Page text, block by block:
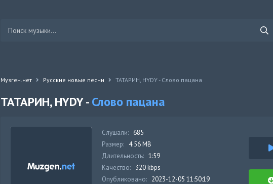
Музген.нет Русские новые песни ТАТАРИН, HYDY - Слово пацана
ТАТАРИН, HYDY -Слово пацана
Слушали: 685
Размер: 4.56 MB
Длительность: 1:59
Качество: 320 kbps
Опубликовано: 2023-12-05 11:50:19